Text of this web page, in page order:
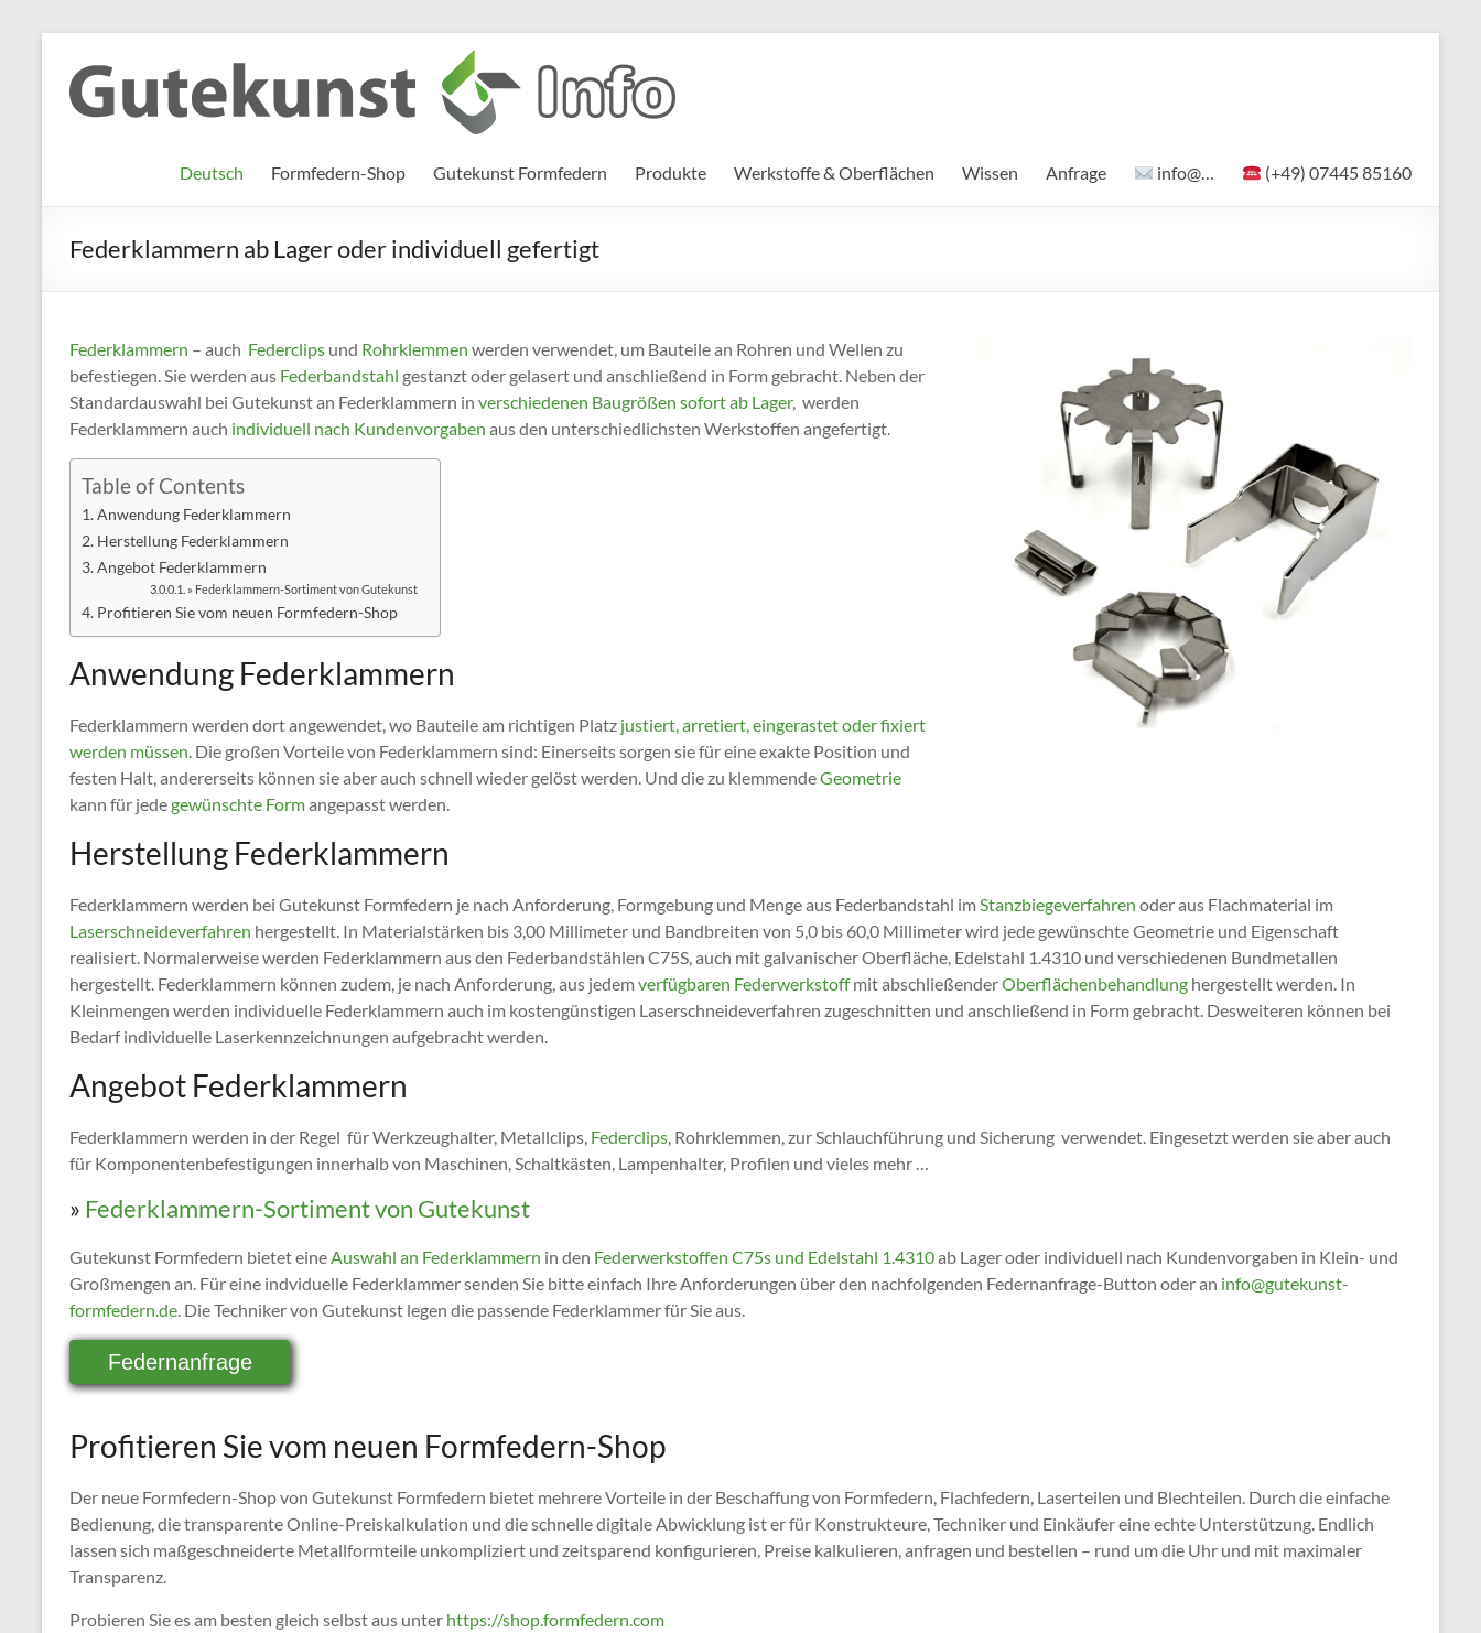
Inhalt
springen
Gutekunst
Formfedern
GmbH
Informationen
und
Wissenswertes
Deutsch Formfedern-Shop Gutekunst Formfedern Produkte Werkstoffe & Oberflächen Wissen Anfrage info@… (+49) 07445 85160
Federklammern ab Lager oder individuell gefertigt
Federklammern – auch Federclips und Rohrklemmen werden verwendet, um Bauteile an Rohren und Wellen zu
befestiegen. Sie werden aus Federbandstahl gestanzt oder gelasert und anschließend in Form gebracht. Neben der
Standardauswahl bei Gutekunst an Federklammern in verschiedenen Baugrößen sofort ab Lager, werden
Federklammern auch individuell nach Kundenvorgaben aus den unterschiedlichsten Werkstoffen angefertigt.
Table of Contents
Anwendung Federklammern
Herstellung Federklammern
Angebot Federklammern
» Federklammern-Sortiment von Gutekunst
Profitieren Sie vom neuen Formfedern-Shop
Anwendung Federklammern
Federklammern werden dort angewendet, wo Bauteile am richtigen Platz justiert, arretiert, eingerastet oder fixiert
werden müssen. Die großen Vorteile von Federklammern sind: Einerseits sorgen sie für eine exakte Position und
festen Halt, andererseits können sie aber auch schnell wieder gelöst werden. Und die zu klemmendeGeometrie
kann für jedegewünschte Formangepasst werden.
Herstellung Federklammern
Federklammern werden bei Gutekunst Formfedern je nach Anforderung, Formgebung und Menge aus Federbandstahl imStanzbiegeverfahren oder aus Flachmaterial im
Laserschneideverfahren hergestellt. In Materialstärken bis 3,00 Millimeter und Bandbreiten von 5,0 bis 60,0 Millimeter wird jede gewünschte Geometrie und Eigenschaft
realisiert. Normalerweise werden Federklammern aus den Federbandstählen C75S, auch mit galvanischer Oberfläche, Edelstahl 1.4310 und verschiedenen Bundmetallen
hergestellt. Federklammern können zudem, je nach Anforderung, aus jedemverfügbaren Federwerkstoffmit abschließenderOberflächenbehandlung hergestellt werden. In
Kleinmengen werden individuelle Federklammern auch im kostengünstigen Laserschneideverfahren zugeschnitten und anschließend in Form gebracht. Desweiteren können bei
Bedarf individuelle Laserkennzeichnungen aufgebracht werden.
Angebot Federklammern
Federklammern werden in der Regel für Werkzeughalter, Metallclips, Federclips, Rohrklemmen, zur Schlauchführung und Sicherung verwendet. Eingesetzt werden sie aber auch
für Komponentenbefestigungen innerhalb von Maschinen, Schaltkästen, Lampenhalter, Profilen und vieles mehr …
» Federklammern-Sortiment von Gutekunst
Gutekunst Formfedern bietet eineAuswahl an Federklammern in den Federwerkstoffen C75s und Edelstahl 1.4310ab Lager oder individuell nach Kundenvorgaben in Klein- und
Großmengen an. Für eine indviduelle Federklammer senden Sie bitte einfach Ihre Anforderungen über den nachfolgenden Federnanfrage-Button oder an info@gutekunst-
formfedern.de. Die Techniker von Gutekunst legen die passende Federklammer für Sie aus.
Federnanfrage
Profitieren Sie vom neuen Formfedern-Shop
Der neue Formfedern-Shop von Gutekunst Formfedern bietet mehrere Vorteile in der Beschaffung von Formfedern, Flachfedern, Laserteilen und Blechteilen. Durch die einfache
Bedienung, die transparente Online-Preiskalkulation und die schnelle digitale Abwicklung ist er für Konstrukteure, Techniker und Einkäufer eine echte Unterstützung. Endlich
lassen sich maßgeschneiderte Metallformteile unkompliziert und zeitsparend konfigurieren, Preise kalkulieren, anfragen und bestellen – rund um die Uhr und mit maximaler
Transparenz.
Probieren Sie es am besten gleich selbst aus unter https://shop.formfedern.com